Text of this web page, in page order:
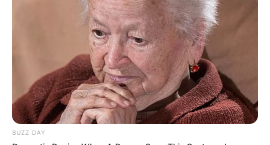
BUZZ DAY